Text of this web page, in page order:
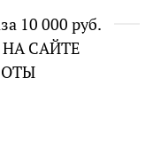
10 000 руб.
САЙТЕ